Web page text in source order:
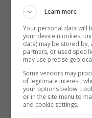
internazionali
Europea (116).
registra un
anno
Il terzo decreto
riguarda
Learn more
Your personal data will
your device (cookies,
data) may be stored by,
partners, or used
may use precise
Some vendors may
of legitimate interest,
your options below.
or in the site menu to
and cookie settings.